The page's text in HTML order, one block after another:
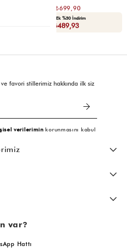
₺699,90
Seçili Ürünlerde Ek %30 İndirim
Sepette : ₺489,93
favori stillerimiz hakkında ilk siz
verileriminkorunmasını kabul
var?
Hattı